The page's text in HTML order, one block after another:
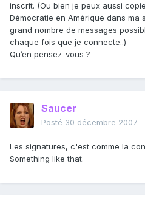
inscrit. (Ou bien je peux aussi
Démocratie en Amérique dans ma
grand nombre de messages
chaque fois que je connecte..)
Qu’en pensez-vous ?
Saucer
Posté 30 décembre 2007
Les signatures, c'est comme la
Something like that.